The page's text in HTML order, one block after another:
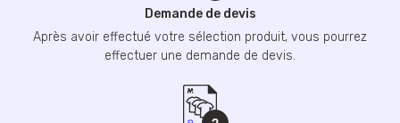
Demande de devis
Après avoir effectué votre sélection produit, vous pourrez
effectuer une demande de devis.